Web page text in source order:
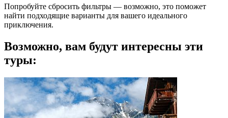
Попробуйте сбросить фильтры — возможно, это поможет
найти подходящие варианты для вашего идеального
приключения.
Возможно, вам будут интересны эти
туры: